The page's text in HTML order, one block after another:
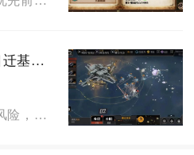
无尽的拉格朗日拉格朗日迁基地会带来哪些潜在危险
基地迁移会带来四类核心风险，分别是前置筹备产生的资源损耗、迁移前后的防空防御漏洞、新星域未